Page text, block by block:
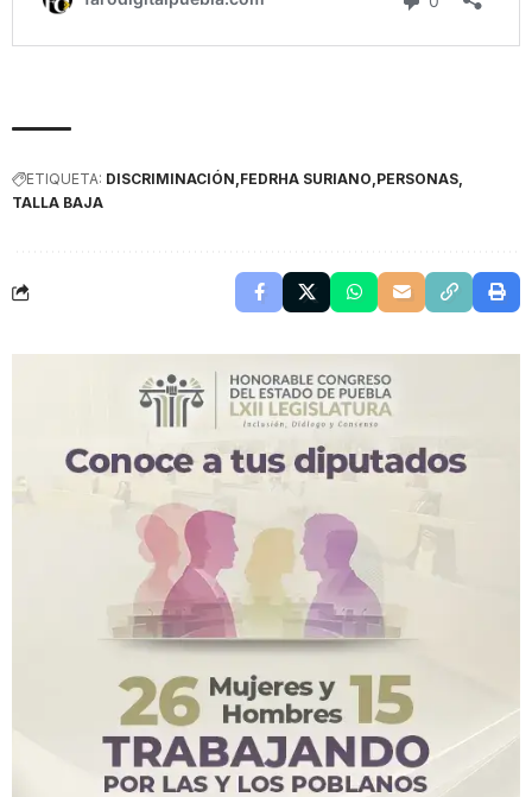
ETIQUETA: DISCRIMINACIÓN FEDRHA SURIANO PERSONAS
TALLA BAJA